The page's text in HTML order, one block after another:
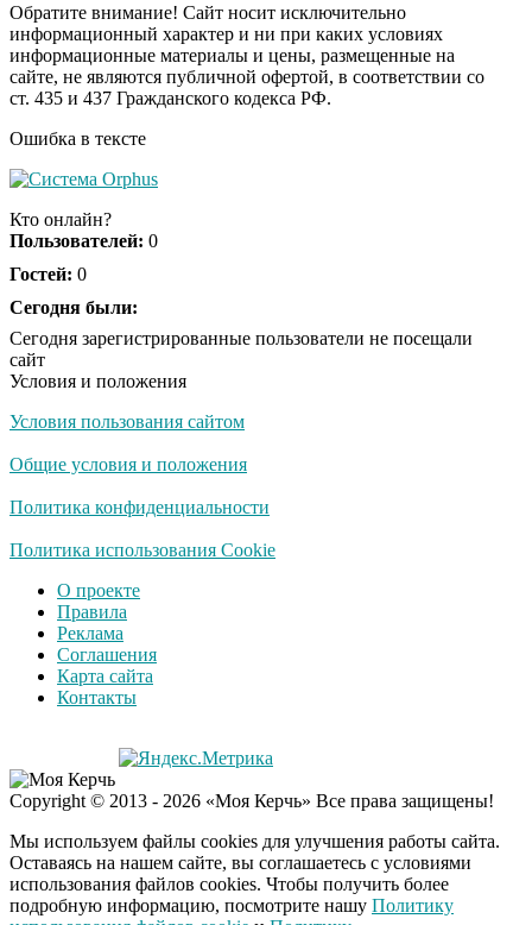
i
Ржу не переставая, это
видео пересмотришь
не раз
Скрытая камера на
их не видят...
Ролик длится
смеяться вы будете
Королева вагона
оставит равнодушным
Экс-бойфренд дочери
из-за макарон
Забывший о
патриотизме
Плющенко отправляет
Азербайджан
Обратите внимание! Сайт носит исключительно
информационный характер и ни при каких условиях
информационные материалы и цены, размещенные на
сайте, не являются публичной офертой, в соответствии со
ст. 435 и 437 Гражданского кодекса РФ.
Ошибка в тексте
Кто онлайн?
Пользователей: 0
Гостей: 0
Сегодня были:
Сегодня зарегистрированные пользователи не посещали
сайт
Условия и положения
Условия пользования сайтом
Общие условия и положения
Политика конфиденциальности
Политика использования Cookie
О проекте
Правила
Реклама
Соглашения
Карта сайта
Контакты
Copyright © 2013 - 2026 «Моя Керчь» Все права защищены!
Мы используем файлы cookies для улучшения работы сайта.
Оставаясь на нашем сайте, вы соглашаетесь с условиями
использования файлов cookies. Чтобы получить более
подробную информацию, посмотрите нашу Политику